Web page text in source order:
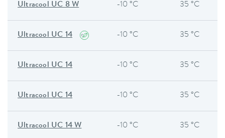
Ultracool UC 8 W -10 °C 35 °C
Ultracool UC 14 -10 °C 35 °C
Ultracool UC 14 -10 °C 35 °C
Ultracool UC 14 -10 °C 35 °C
Ultracool UC 14 W -10 °C 35 °C